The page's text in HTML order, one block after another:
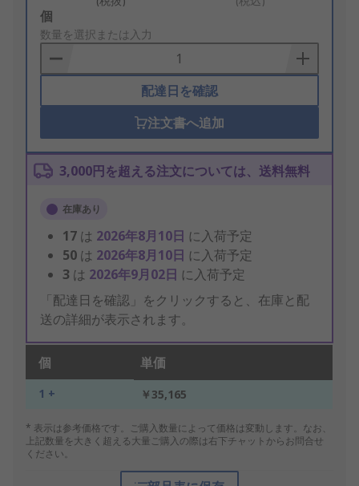
Add
to
Basket
個
数量を選択または入力
配達日を確認
注文書へ追加
3,000円を超える注文については、送料無料
在庫あり
17 は 2026年8月10日 に入荷予定
50 は 2026年8月10日 に入荷予定
3 は 2026年9月02日 に入荷予定
「配達日を確認」をクリックすると、在庫と配
送の詳細が表示されます。
個 単価
1 + ￥35,165
* 表示は参考価格です。ご購入数量によって価格は変動します。なお、
上記数量を大きく超える大量ご購入の際は右下チャットからお問合せ
ください。